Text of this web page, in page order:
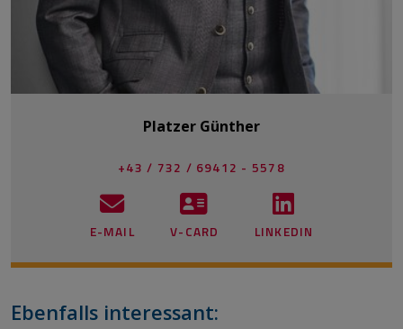
Platzer Günther
+43 / 732 / 69412 - 5578
E-MAIL V-CARD LINKEDIN
Ebenfalls interessant: